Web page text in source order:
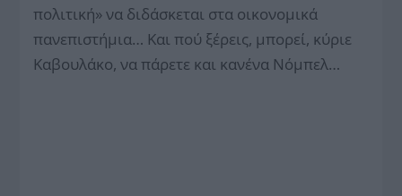
πολιτική» να διδάσκεται στα οικονομικά
πανεπιστήμια… Και πού ξέρεις, μπορεί, κύριε
Καβουλάκο, να πάρετε και κανένα Νόμπελ…